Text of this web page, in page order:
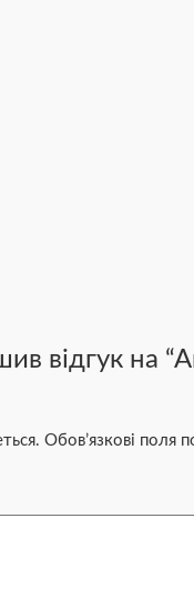
відгук на
Обов’язкові поля